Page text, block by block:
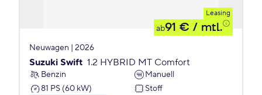
Leasing
ab91 € / mtl.
Neuwagen | 2026
Suzuki Swift 1.2 HYBRID MT Comfort
Benzin
Manuell
81 PS (60 kW)
Stoff